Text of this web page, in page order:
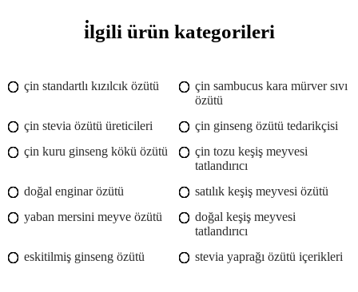
i̇lgili ürün kategorileri
çin standartlı kızılcık özütü
çin sambucus kara mürver sıvı
özütü
çin stevia özütü üreticileri
çin ginseng özütü tedarikçisi
çin kuru ginseng kökü özütü
çin tozu keşiş meyvesi
tatlandırıcı
doğal enginar özütü
satılık keşiş meyvesi özütü
yaban mersini meyve özütü
doğal keşiş meyvesi
tatlandırıcı
eskitilmiş ginseng özütü
stevia yaprağı özütü içerikleri